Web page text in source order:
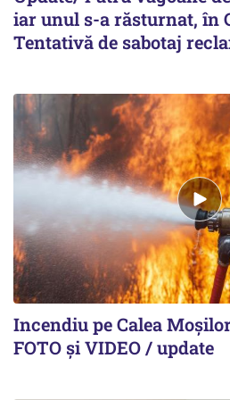
iar unul s-a răsturnat, în
Tentativă de sabotaj
Incendiu pe Calea
FOTO şi VIDEO / update